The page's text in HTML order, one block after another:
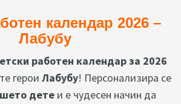
календар 2026 –
Лабубу
работен календар за 2026
герои Лабубу! Персонализира се
дете и е чудесен начин да